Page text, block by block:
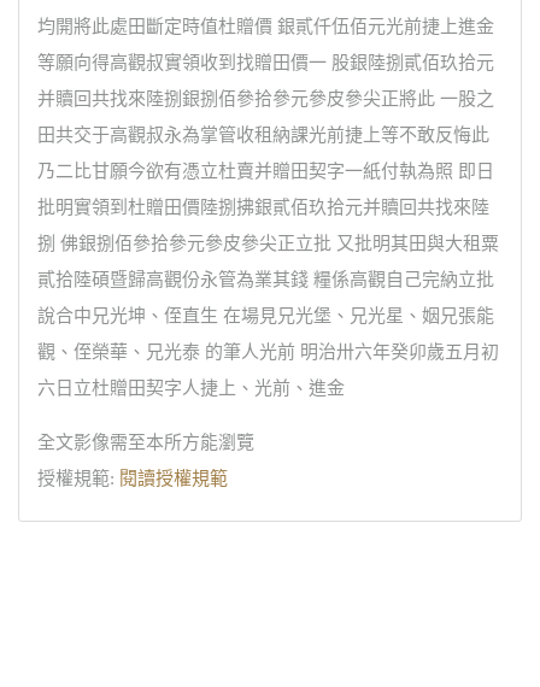
均開將此處田斷定時值杜贈價 銀貳仟伍佰元光前捷上進金
等願向得高觀叔實領收到找贈田價一 股銀陸捌貳佰玖拾元
并贖回共找來陸捌銀捌佰參拾參元參皮參尖正將此 一股之
田共交于高觀叔永為掌管收租納課光前捷上等不敢反悔此
乃二比甘願今欲有憑立杜賣并贈田契字一紙付執為照 即日
批明實領到杜贈田價陸捌拂銀貳佰玖拾元并贖回共找來陸
捌 佛銀捌佰參拾參元參皮參尖正立批 又批明其田與大租粟
貳拾陸碩暨歸高觀份永管為業其錢 糧係高觀自己完納立批
說合中兄光坤、侄直生 在場見兄光堡、兄光星、姻兄張能
觀、侄榮華、兄光泰 的筆人光前 明治卅六年癸卯歲五月初
六日立杜贈田契字人捷上、光前、進金
全文影像需至本所方能瀏覽
授權規範: 閱讀授權規範